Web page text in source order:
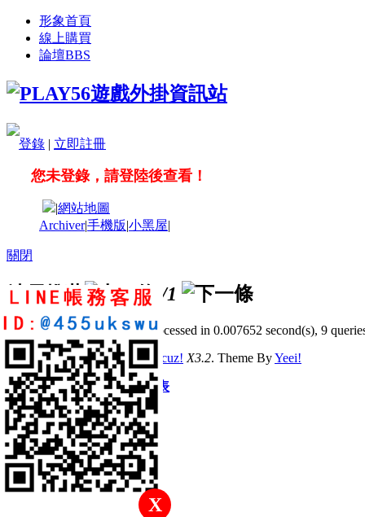
形象首頁
線上購買
論壇BBS
登錄 | 立即註冊
您未登錄，請登陸後查看！
X
|網站地圖
Archiver|手機版|小黑屋|
關閉
站長推薦 /1
GMT+8, 2026-8-9 04:43, Processed in 0.007652 second(s), 9
© 2001-2011 Powered byDiscuz! X3.2. Theme ByYeei!
快速回復 返回頂部 返回列表